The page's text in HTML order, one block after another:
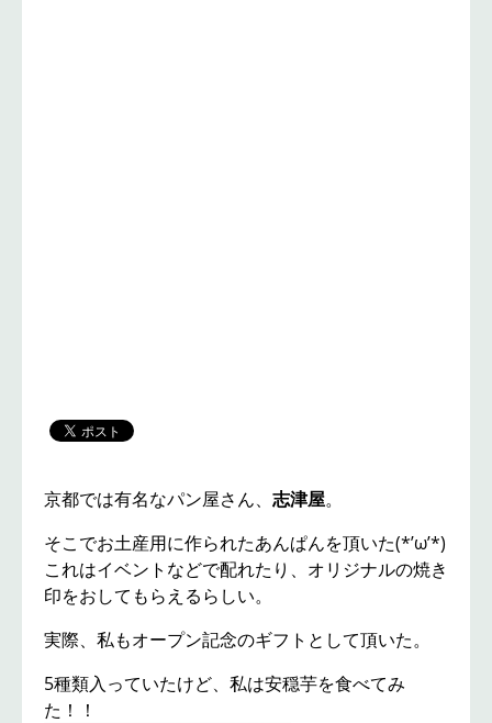
京都では有名なパン屋さん、 志津屋。
そこでお土産用に作られたあんぱんを頂いた(*’ω’*)
これはイベントなどで配れたり、オリジナルの焼き
印をおしてもらえるらしい。
実際、私もオープン記念のギフトとして頂いた。
5種類入っていたけど、私は安穏芋を食べてみ
た！！